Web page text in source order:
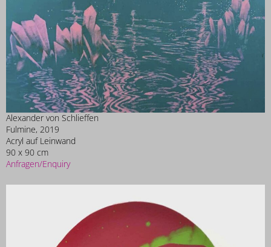
Alexander von Schlieffen
Fulmine, 2019
Acryl auf Leinwand
90 x 90 cm
Anfragen/Enquiry